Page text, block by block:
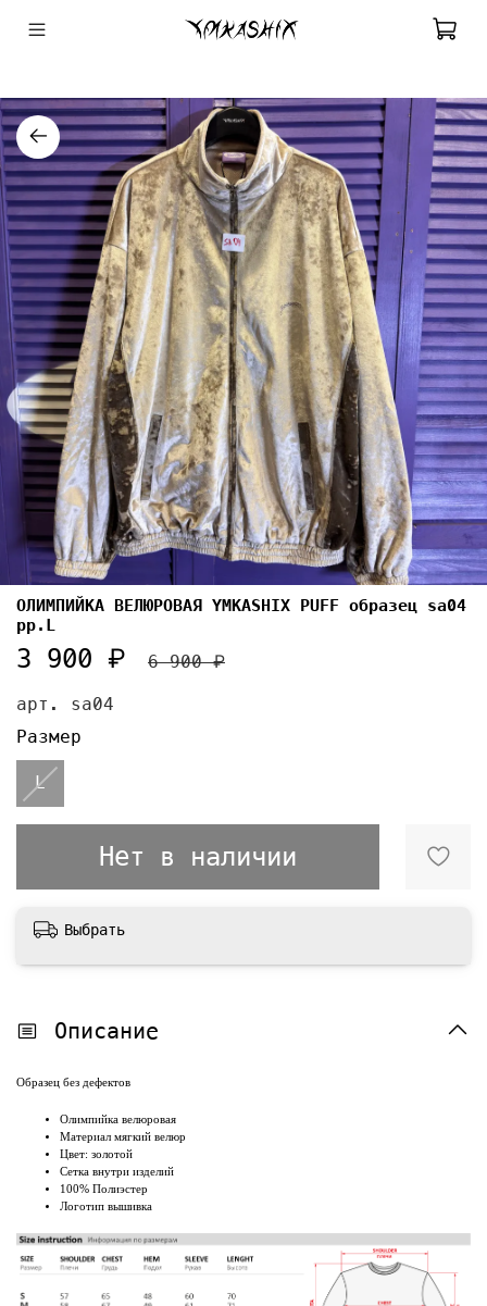
арт. sa04
ОЛИМПИЙКА ВЕЛЮРОВАЯ YMKASHIX PUFF образец sa04
pp.L
3 900 ₽ 6 900 ₽
Нет в наличии
Размер
L
Выбрать
Описание
Образец без дефектов
Олимпийка велюровая
Материал мягкий велюр
Цвет: золотой
Сетка внутри изделий
100% Полиэстер
Логотип вышивка